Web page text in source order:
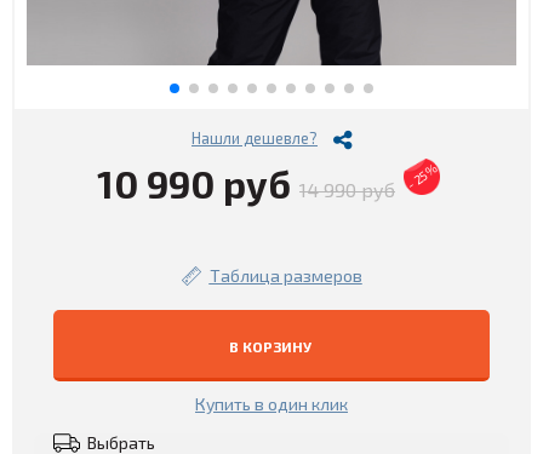
Нашли дешевле?
10 990 руб 14 990 руб - 25%
Таблица размеров
В КОРЗИНУ
Купить в один клик
Выбрать